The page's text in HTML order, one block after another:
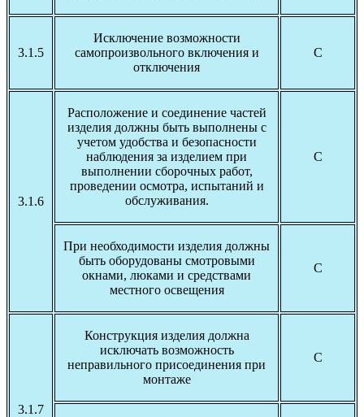
3.1.5
Исключение возможности
самопроизвольного включения и
отключения
С
3.1.6
Расположение и соединение частей
изделия должны быть выполнены с
учетом удобства и безопасности
наблюдения за изделием при
выполнении сборочных работ,
проведении осмотра, испытаний и
обслуживания.
С
При необходимости изделия должны
быть оборудованы смотровыми
окнами, люками и средствами
местного освещения
С
3.1.7
Конструкция изделия должна
исключать возможность
неправильного присоединения при
монтаже
С